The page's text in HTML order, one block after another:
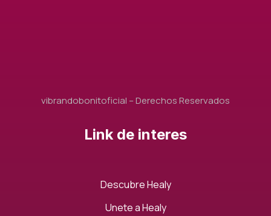
vibrandobonitoficial – Derechos Reservados
Link de interes
Descubre Healy
Unete a Healy